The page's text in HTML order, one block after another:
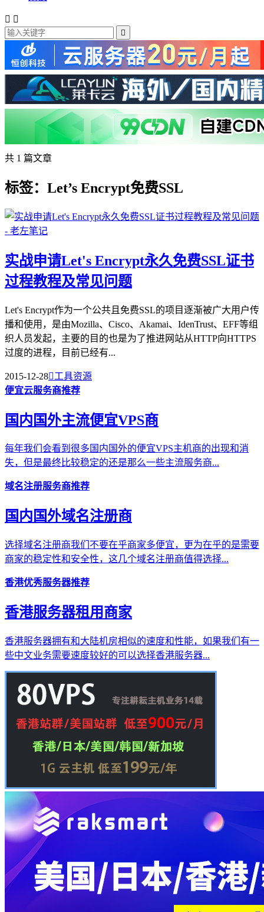
 

共 1 篇文章
标签：Let’s Encrypt免费SSL
实战申请Let's Encrypt永久免费SSL证书
过程教程及常见问题
Let's Encrypt作为一个公共且免费SSL的项目逐渐被广大用户传
播和使用，是由Mozilla、Cisco、Akamai、IdenTrust、EFF等组
织人员发起，主要的目的也是为了推进网站从HTTP向HTTPS
过度的进程，目前已经有...
2015-12-28工具资源
便宜云服务商推荐
国内国外主流便宜VPS商
每年我们会看到很多国内国外的便宜VPS主机商的出现和消
失，但是最终比较稳定的还是那么一些主流服务商...
域名注册服务商推荐
国内国外域名注册商
选择域名注册商我们不要在乎商家多便宜，更为在乎的是需要
商家的稳定性和安全性，这几个域名注册商值得选择...
香港优秀服务器推荐
香港服务器租用商家
香港服务器拥有和大陆机房相似的速度和性能，如果我们有一
些中文业务需要速度较好的可以选择香港服务器...